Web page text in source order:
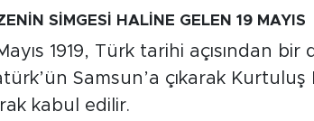
SİMGESİ HALİNE GELEN 19 MAYIS
1919, Türk tarihi açısından
Samsun’a çıkarak Kurtuluş
kabul edilir.